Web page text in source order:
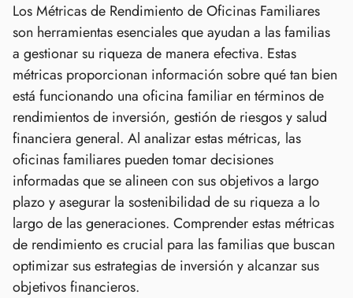
Los Métricas de Rendimiento de Oficinas Familiares
son herramientas esenciales que ayudan a las familias
a gestionar su riqueza de manera efectiva. Estas
métricas proporcionan información sobre qué tan bien
está funcionando una oficina familiar en términos de
rendimientos de inversión, gestión de riesgos y salud
financiera general. Al analizar estas métricas, las
oficinas familiares pueden tomar decisiones
informadas que se alineen con sus objetivos a largo
plazo y asegurar la sostenibilidad de su riqueza a lo
largo de las generaciones. Comprender estas métricas
de rendimiento es crucial para las familias que buscan
optimizar sus estrategias de inversión y alcanzar sus
objetivos financieros.